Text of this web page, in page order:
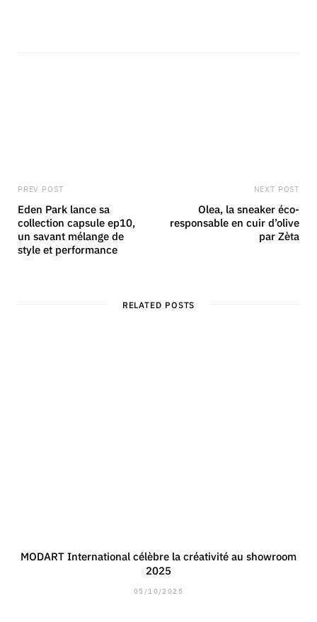
PREV POST
Eden Park lance sa
collection capsule ep10,
un savant mélange de
style et performance
NEXT POST
Olea, la sneaker éco-
responsable en cuir d’olive
par Zèta
RELATED POSTS
MODART International célèbre la créativité au showroom
2025
05/10/2025